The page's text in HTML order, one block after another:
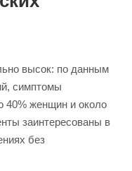
высок: по данным
симптомы
40% женщин и около
заинтересованы в
без